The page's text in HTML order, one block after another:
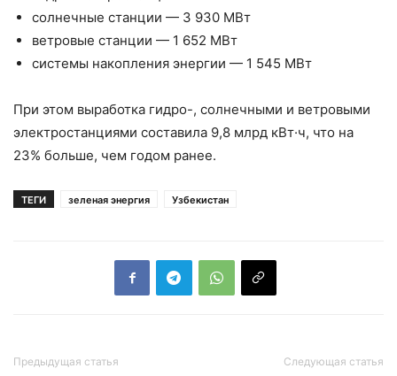
солнечные станции — 3 930 МВт
ветровые станции — 1 652 МВт
системы накопления энергии — 1 545 МВт
При этом выработка гидро-, солнечными и ветровыми
электростанциями составила 9,8 млрд кВт·ч, что на
23% больше, чем годом ранее.
ТЕГИ зеленая энергия Узбекистан
Предыдущая статья Следующая статья